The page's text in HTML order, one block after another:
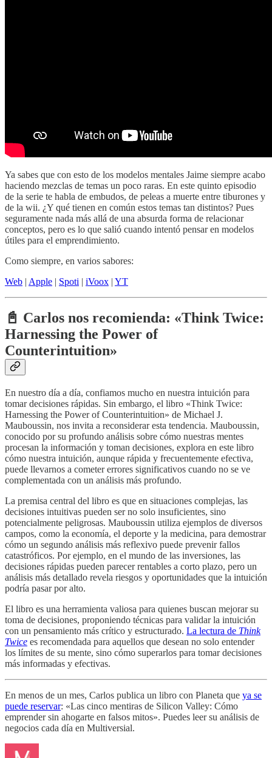
Ya sabes que con esto de los modelos mentales Jaime siempre acabo
haciendo mezclas de temas un poco raras. En este quinto episodio
de la serie te habla de embudos, de peleas a muerte entre tiburones y
de la wii. ¿Y qué tienen en común estos temas tan distintos? Pues
seguramente nada más allá de una absurda forma de relacionar
conceptos, pero es lo que salió cuando intentó pensar en modelos
útiles para el emprendimiento.
Como siempre, en varios sabores:
Web | Apple | Spoti | iVoox | YT
📓 Carlos nos recomienda: «Think Twice:
Harnessing the Power of
Counterintuition»
En nuestro día a día, confiamos mucho en nuestra intuición para
tomar decisiones rápidas. Sin embargo, el libro «Think Twice:
Harnessing the Power of Counterintuition» de Michael J.
Mauboussin, nos invita a reconsiderar esta tendencia. Mauboussin,
conocido por su profundo análisis sobre cómo nuestras mentes
procesan la información y toman decisiones, explora en este libro
cómo nuestra intuición, aunque rápida y frecuentemente efectiva,
puede llevarnos a cometer errores significativos cuando no se ve
complementada con un análisis más profundo.
La premisa central del libro es que en situaciones complejas, las
decisiones intuitivas pueden ser no solo insuficientes, sino
potencialmente peligrosas. Mauboussin utiliza ejemplos de diversos
campos, como la economía, el deporte y la medicina, para demostrar
cómo un segundo análisis más reflexivo puede prevenir fallos
catastróficos. Por ejemplo, en el mundo de las inversiones, las
decisiones rápidas pueden parecer rentables a corto plazo, pero un
análisis más detallado revela riesgos y oportunidades que la intuición
podría pasar por alto.
El libro es una herramienta valiosa para quienes buscan mejorar su
toma de decisiones, proponiendo técnicas para validar la intuición
con un pensamiento más crítico y estructurado. La lectura de Think
Twice es recomendada para aquellos que desean no solo entender
los límites de su mente, sino cómo superarlos para tomar decisiones
más informadas y efectivas.
En menos de un mes, Carlos publica un libro con Planeta que ya se
puede reservar: «Las cinco mentiras de Silicon Valley: Cómo
emprender sin ahogarte en falsos mitos». Puedes leer su análisis de
negocios cada día en Multiversial.